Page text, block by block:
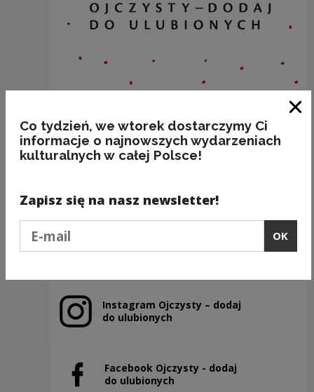
BIERZEMY ROZWÓD
Previous slide
Instagram Ojczysty – dodaj
do ulubionych
Note, the link will open in a new window
Facebook Ojczysty - dodaj
do ulubionych
Note, the link will open in a new window
Co tydzień, we wtorek dostarczymy Ci
informacje o najnowszych wydarzeniach
kulturalnych w całej Polsce!
Zapisz się na nasz newsletter!
OK